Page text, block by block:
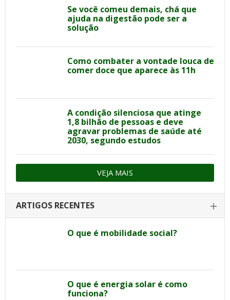
Se você comeu demais, chá que
ajuda na digestão pode ser a
solução
Como combater a vontade louca de
comer doce que aparece às 11h
A condição silenciosa que atinge
1,8 bilhão de pessoas e deve
agravar problemas de saúde até
2030, segundo estudos
VEJA MAIS
ARTIGOS RECENTES
O que é mobilidade social?
O que é energia solar é como
funciona?